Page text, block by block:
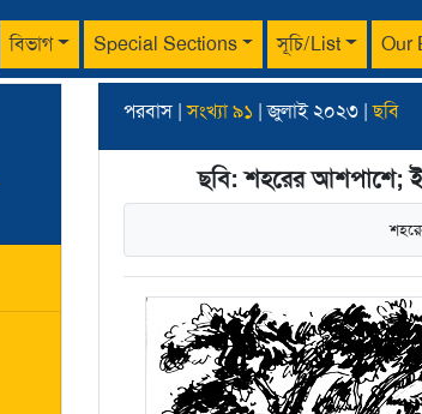
বিভাগ Special Sections সূচি/List Our
পরবাস |সংখ্যা ৯১ | জুলাই ২০২৩ |ছবি
ছবি: শহরের আশপাশে;